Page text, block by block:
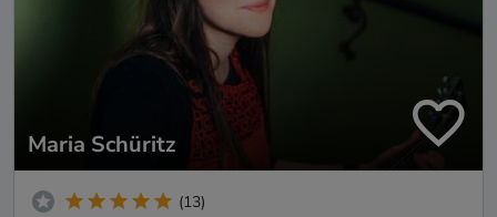
Maria Schüritz
(13)